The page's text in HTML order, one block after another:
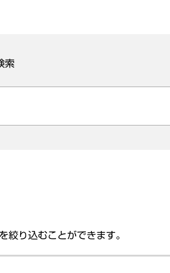
索
絞り込むことができます。